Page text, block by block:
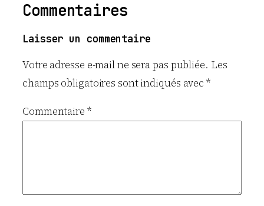
Commentaires
Laisser un commentaire
Votre adresse e-mail ne sera pas publiée. Les
champs obligatoires sont indiqués avec*
Commentaire *